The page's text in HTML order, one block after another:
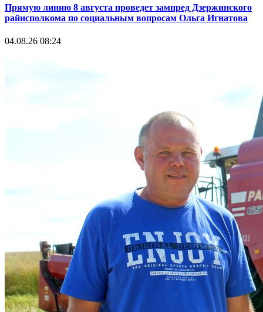
Прямую линию 8 августа проведет зампред Дзержинского
райисполкома по социальным вопросам Ольга Игнатова
04.08.26 08:24